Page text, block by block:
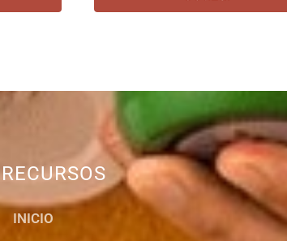
RECURSOS
INICIO